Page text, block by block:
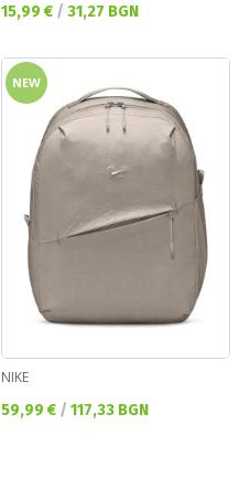
Текуща цена:
15,99 € / 31,27 BGN
NEW
NIKE
Текуща цена:
59,99 € / 117,33 BGN